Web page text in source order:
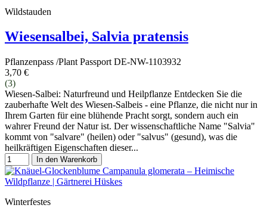
Wildstauden
Wiesensalbei, Salvia pratensis
Pflanzenpass /Plant Passport DE-NW-1103932
3,70 €
(3)
Wiesen-Salbei: Naturfreund und Heilpflanze Entdecken Sie die
zauberhafte Welt des Wiesen-Salbeis - eine Pflanze, die nicht nur in
Ihrem Garten für eine blühende Pracht sorgt, sondern auch ein
wahrer Freund der Natur ist. Der wissenschaftliche Name "Salvia"
kommt von "salvare" (heilen) oder "salvus" (gesund), was die
heilkräftigen Eigenschaften dieser...
In den Warenkorb
Winterfestes